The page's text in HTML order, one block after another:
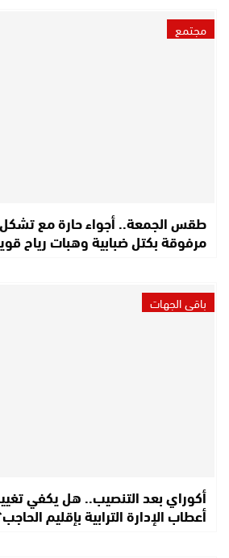
مجتمع
طقس الجمعة.. أجواء حارة مع
مرفوقة بكتل ضبابية وهبات رياح
باقي الجهات
أكوراي بعد التنصيب.. هل يكفي
أعطاب الإدارة الترابية بإقليم